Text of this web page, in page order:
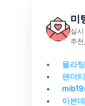
미
실
추
몰라팅
팬더
이븐